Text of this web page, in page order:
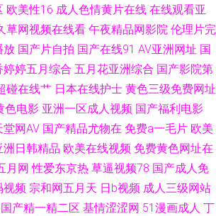
深爱96 一区一区一去二级 午夜福利姬剧院 极品国产
袜老师oj后入 国产第25页 91青娱乐在线导航 少妇干
91视频免费入口 中文Av电影院 麻豆九十一看片 丁香
欧美骚片 丁香美女社区 91岛国大片网站 三级国产精
91字幕中文视频 中日韩黄色五级片 欧美激情24P 超
欧美性16 成人色情黄片在线 在线观看亚
草网视频在线看 午夜精品网影院 伦理片完
放 国产片自拍 国产在线91 AV亚洲网址 国
婷婷五月综合 五月花亚洲综合 国产影院第
碰在线艹 日本在线护士 黄色三级免费网址
色电影 亚洲一区成人视频 国产福利电影
堂网AV 国产精品尤物在 免费a一毛片 欧美
洲日韩精品 欧美在线视频 免费黄色网址在
月网 性爱东京热 草逼视频78 国产成人免
视频 宗和网五月天 日b视频 成人三级网站
国产精一精二区 基情涩涩网 51漫画成人 丁